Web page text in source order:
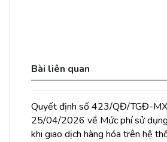
Bài liên quan
Quyết định số 423/QĐ/TGĐ-
25/04/2026 về Mức phí sử
khi giao dịch hàng hóa trên hệ